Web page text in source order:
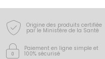
Origine des produits certifiée
par le Ministère de la Santé
Paiement en ligne simple et
100% sécurisé